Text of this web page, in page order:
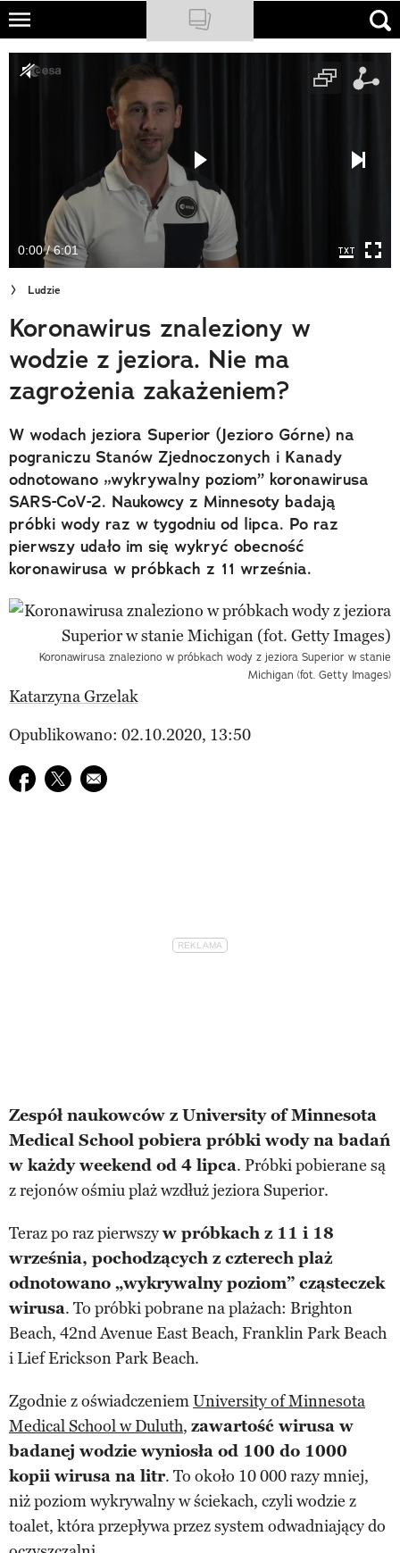
Skip
main
NATIONAL GEOGRAPHIC
Newsletter
Cuda Polski
Wielki Konkurs Fotograficzny
Trendbook Podróżniczy
Polecane
0:00 / 6:01
Ludzie
Koronawirus znaleziony w
wodzie z jeziora. Nie ma
zagrożenia zakażeniem?
W wodach jeziora Superior (Jezioro Górne) na
pograniczu Stanów Zjednoczonych i Kanady
odnotowano „wykrywalny poziom” koronawirusa
SARS-CoV-2. Naukowcy z Minnesoty badają
próbki wody raz w tygodniu od lipca. Po raz
pierwszy udało im się wykryć obecność
koronawirusa w próbkach z 11 września.
Koronawirusa znaleziono w próbkach wody z jeziora Superior w stanie
Michigan (fot. Getty Images)
Katarzyna Grzelak
Opublikowano: 02.10.2020, 13:50
Udostępnij na facebook
Udostępnij na twitter
E-mail do przyjaciela
Zespół naukowców z University of Minnesota
Medical School pobiera próbki wody na badań
w każdy weekend od 4 lipca. Próbki pobierane są
z rejonów ośmiu plaż wzdłuż jeziora Superior.
Teraz po raz pierwszyw próbkach z 11 i 18
września, pochodzących z czterech plaż
odnotowano „wykrywalny poziom” cząsteczek
wirusa. To próbki pobrane na plażach: Brighton
Beach, 42nd Avenue East Beach, Franklin Park Beach
i Lief Erickson Park Beach.
Zgodnie z oświadczeniemUniversity of Minnesota
Medical School w Duluth, zawartość wirusa w
badanej wodzie wyniosła od 100 do 1000
kopii wirusa na litr. To około 10 000 razy mniej,
niż poziom wykrywalny w ściekach, czyli wodzie z
toalet, która przepływa przez system odwadniający do